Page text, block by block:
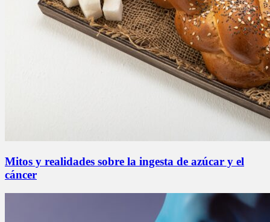
Mitos y realidades sobre la ingesta de azúcar y el
cáncer